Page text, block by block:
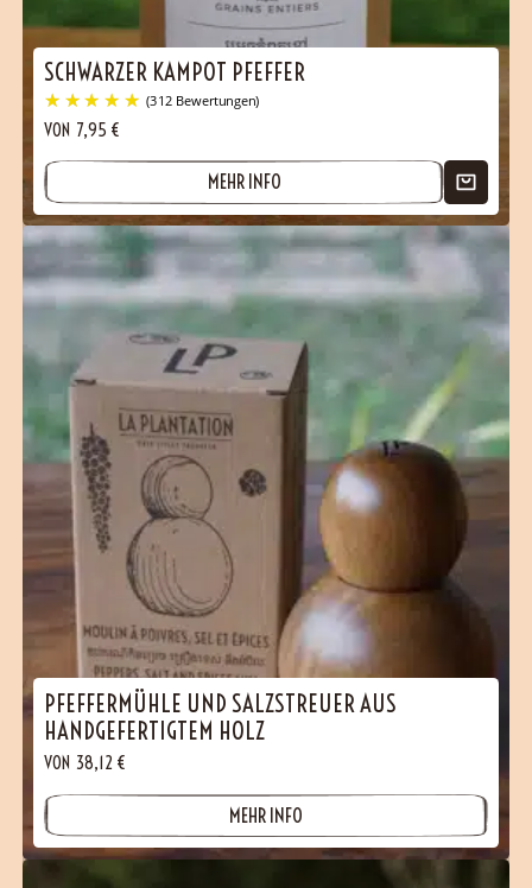
SCHWARZER KAMPOT PFEFFER
(312 Bewertungen)
VON 7,95 €
MEHR INFO
PFEFFERMÜHLE UND SALZSTREUER AUS
HANDGEFERTIGTEM HOLZ
VON 38,12 €
MEHR INFO